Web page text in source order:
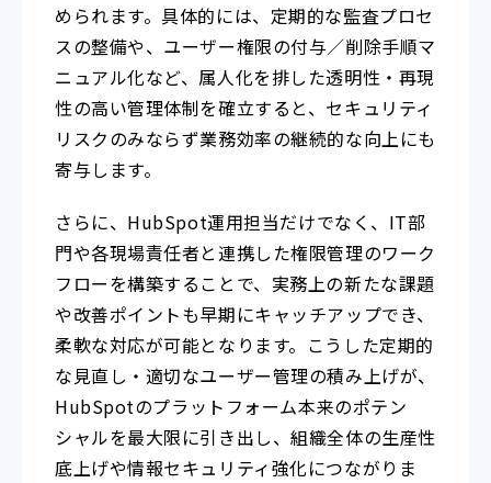
められます。具体的には、定期的な監査プロセ
スの整備や、ユーザー権限の付与／削除手順マ
ニュアル化など、属人化を排した透明性・再現
性の高い管理体制を確立すると、セキュリティ
リスクのみならず業務効率の継続的な向上にも
寄与します。
さらに、HubSpot運用担当だけでなく、IT部
門や各現場責任者と連携した権限管理のワーク
フローを構築することで、実務上の新たな課題
や改善ポイントも早期にキャッチアップでき、
柔軟な対応が可能となります。こうした定期的
な見直し・適切なユーザー管理の積み上げが、
HubSpotのプラットフォーム本来のポテン
シャルを最大限に引き出し、組織全体の生産性
底上げや情報セキュリティ強化につながりま